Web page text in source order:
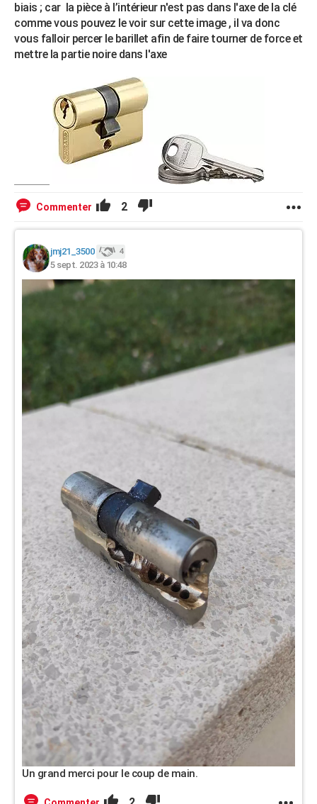
biais ; car la pièce à l’intérieur n'est pas dans l'axe de la clé
comme vous pouvez le voir sur cette image , il va donc
vous falloir percer le barillet afin de faire tourner de force et
mettre la partie noire dans l'axe
Commenter 2
jmj21_3500 4
5 sept. 2023 à 10:48
Un grand merci pour le coup de main.